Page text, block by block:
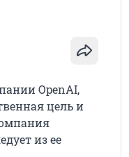
OpenAI,
цель и
из ее